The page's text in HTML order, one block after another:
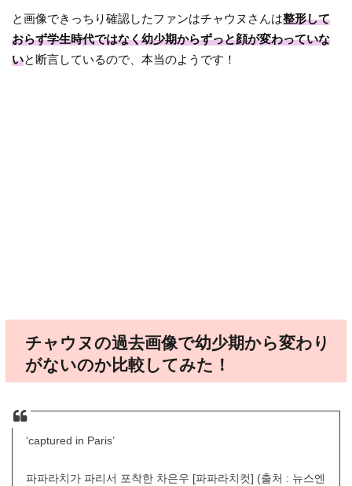
と画像できっちり確認したファンはチャウヌさんは整形して
おらず学生時代ではなく幼少期からずっと顔が変わっていな
いと断言しているので、本当のようです！
チャウヌの過去画像で幼少期から変わり
がないのか比較してみた！
‘captured in Paris’
파파라치가 파리서 포착한 차은우 [파파라치컷] (출처 : 뉴스엔